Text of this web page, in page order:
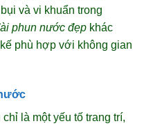
và vi khuẩn trong
phun nước đẹp khác
phù hợp với không gian
chỉ là một yếu tố trang trí,